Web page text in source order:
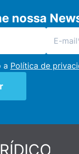
nossa
a Política de